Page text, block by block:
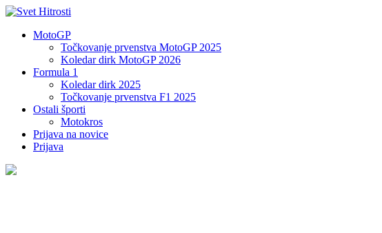
MotoGP
Točkovanje prvenstva MotoGP 2025
Koledar dirk MotoGP 2026
Formula 1
Koledar dirk 2025
Točkovanje prvenstva F1 2025
Ostali športi
Motokros
Prijava na novice
Prijava